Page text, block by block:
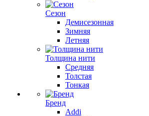
Сезон
Демисезонная
Зимняя
Летняя
Толщина нити
Средняя
Толстая
Тонкая
Бренд
Addi